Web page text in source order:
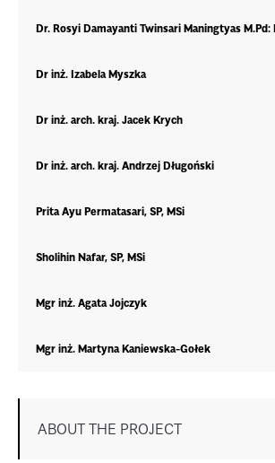
ABOUT THE PROJECT
Dr. Rosyi Damayanti Twinsari Maningtyas M.Pd:
Dr inż. Izabela Myszka
Dr inż. arch. kraj. Jacek Krych
Dr inż. arch. kraj. Andrzej Długoński
Prita Ayu Permatasari, SP, MSi
Sholihin Nafar, SP, MSi
Mgr inż. Agata Jojczyk
Mgr inż. Martyna Kaniewska-Gołek